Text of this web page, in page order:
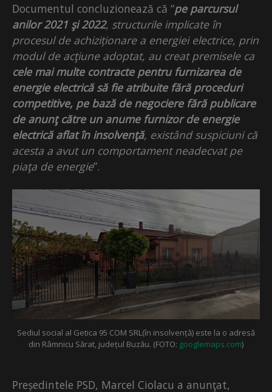
Documentul concluzionează că “pe parcursul
anilor 2021 şi 2022, structurile implicate în
procesul de achiziționare a energiei electrice, prin
modul de acţiune adoptat, au creat premisele ca
cele mai multe contracte pentru furnizarea de
energie electrică să fie atribuite fără proceduri
competitive, pe bază de negociere fără publicare
de anunţ către un anume furnizor de energie
electrică aflat în insolvenţă, existând suspiciuni că
acesta a avut un comportament neadecvat pe
piaţa de energie”.
Sediul social al Getica 95 COM SRL(în insolvență) este la o adresă
din Râmnicu Sărat, județul Buzău. (FOTO: googlemaps.com)
Președintele PSD, Marcel Ciolacu a anunţat,